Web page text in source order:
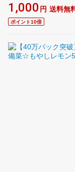
1,000 円 送料無
ポイント10倍